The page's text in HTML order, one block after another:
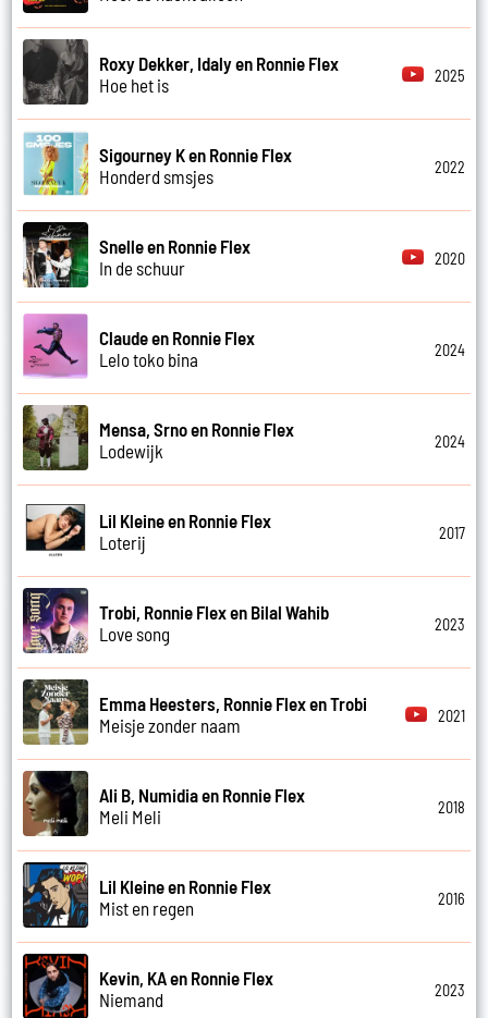
Roxy Dekker, Idaly en Ronnie Flex
Hoe het is
2025
Sigourney K en Ronnie Flex
Honderd smsjes
2022
Snelle en Ronnie Flex
In de schuur
2020
Claude en Ronnie Flex
Lelo toko bina
2024
Mensa, Srno en Ronnie Flex
Lodewijk
2024
Lil Kleine en Ronnie Flex
Loterij
2017
Trobi, Ronnie Flex en Bilal Wahib
Love song
2023
Emma Heesters, Ronnie Flex en Trobi
Meisje zonder naam
2021
Ali B, Numidia en Ronnie Flex
Meli Meli
2018
Lil Kleine en Ronnie Flex
Mist en regen
2016
Kevin, KA en Ronnie Flex
Niemand
2023